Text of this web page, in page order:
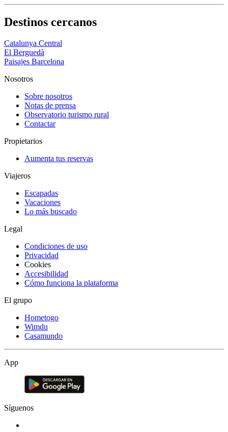
Destinos cercanos
Catalunya Central
El Berguedà
Paisajes Barcelona
Nosotros
Sobre nosotros
Notas de prensa
Observatorio turismo rural
Contactar
Propietarios
Aumenta tus reservas
Viajeros
Escapadas
Vacaciones
Lo más buscado
Legal
Condiciones de uso
Privacidad
Cookies
Accesibilidad
Cómo funciona la plataforma
El grupo
Hometogo
Wimdu
Casamundo
App
Síguenos